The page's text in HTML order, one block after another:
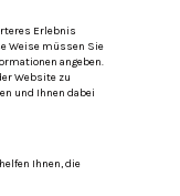
Erlebnis
Weise müssen Sie
angeben.
Website zu
und Ihnen dabei
Ihnen, die